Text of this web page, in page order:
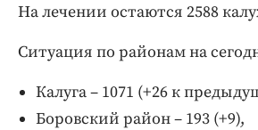
На лечении остаются 2588
Ситуация по районам на
Калуга – 1071 (+26 к
Боровский район – 193 (+9),